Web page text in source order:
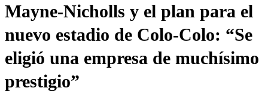
Mayne-Nicholls y el plan para el
nuevo estadio de Colo-Colo: “Se
eligió una empresa de muchísimo
prestigio”